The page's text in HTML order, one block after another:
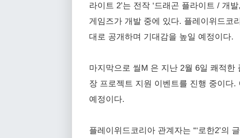
라이트 2’는 전작 ‘드래곤 플라이트 / 개
게임즈가 개발 중에 있다. 플레이위드코
대로 공개하며 기대감을 높일 예정이다.
마지막으로 씰M 은 지난 2월 6일 쾌적
장 프로젝트 지원 이벤트를 진행 중이다
예정이다.
플레이위드코리아 관계자는 “‘로한2’